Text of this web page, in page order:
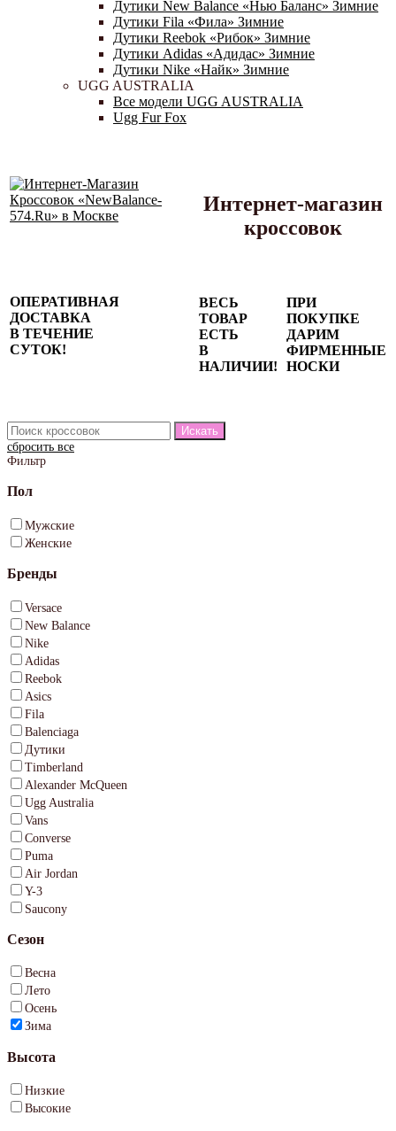
Дутики New Balance «Нью Баланс» Зимние
Дутики Fila «Фила» Зимние
Дутики Reebok «Рибок» Зимние
Дутики Adidas «Адидас» Зимние
Дутики Nike «Найк» Зимние
UGG AUSTRALIA
Все модели UGG AUSTRALIA
Ugg Fur Fox
Интернет-магазин
кроссовок
ОПЕРАТИВНАЯ
ДОСТАВКА
В ТЕЧЕНИЕ
СУТОК!
ВЕСЬ
ТОВАР
ЕСТЬ
В
НАЛИЧИИ!
ПРИ
ПОКУПКЕ
ДАРИМ
ФИРМЕННЫЕ
НОСКИ
сбросить все
Фильтр
Пол
Мужские
Женские
Бренды
Versace
New Balance
Nike
Adidas
Reebok
Asics
Fila
Balenciaga
Дутики
Timberland
Alexander McQueen
Ugg Australia
Vans
Converse
Puma
Air Jordan
Y-3
Saucony
Сезон
Весна
Лето
Осень
Зима
Высота
Низкие
Высокие